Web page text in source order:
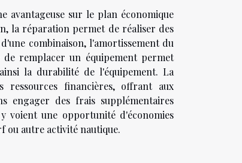
avantageuse sur le plan économique
la réparation permet de réaliser des
combinaison, l'amortissement du
remplacer un équipement permet
la durabilité de l'équipement. La
ressources financières, offrant aux
engager des frais supplémentaires
voient une opportunité d'économies
ou autre activité nautique.